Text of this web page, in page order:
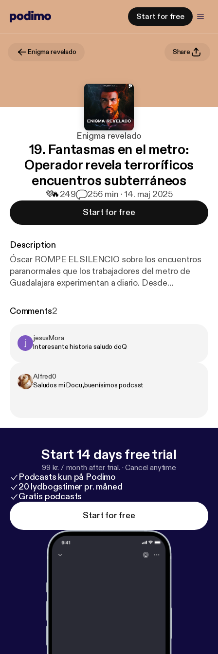
Start for free
Enigma revelado Share
Enigma revelado
19. Fantasmas en el metro:
Operador revela terroríficos
encuentros subterráneos
💜🔥249 256 min · 14. maj 2025
Start for free
Description
Óscar ROMPE EL SILENCIO sobre los encuentros
paranormales que los trabajadores del metro de
Guadalajara experimentan a diario. Desde
voces que PREDICEN ACCIDENTES. Esta
nocturnos y las GRABACIONES de seguridad que
han sido CONFISCADAS. Descubre por qué los
entidades que NO DEBERÍAN ESTAR ENTRE
NOSOTROS.
Comments2
jesusMora
Interesante historia saludo doQ
Alfred0
Saludos mi Docu,buenísimos podcast
Start 14 days free trial
99 kr. / month after trial. ·Cancel anytime
Podcasts kun på Podimo
20 lydbogstimer pr. måned
Gratis podcasts
Start for free